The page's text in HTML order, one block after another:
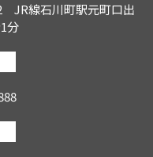
JR線石川町駅元町口出
分